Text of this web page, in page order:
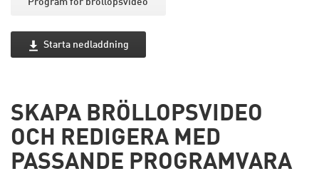
Program för bröllopsvideo
Starta nedladdning
SKAPA BRÖLLOPSVIDEO
OCH REDIGERA MED
PASSANDE PROGRAMVARA